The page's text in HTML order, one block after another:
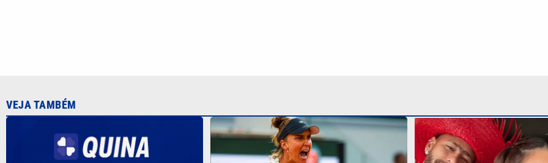
Quina 7086 sorteia R$ 600 mil nesta
sexta; veja o resultado
Continua após a publicidade